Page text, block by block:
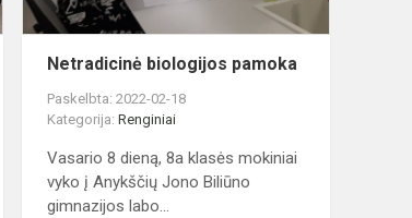
Netradicinė biologijos pamoka
Paskelbta: 2022-02-18
Kategorija:Renginiai
Vasario 8 dieną, 8a klasės mokiniai
vyko į Anykščių Jono Biliūno
gimnazijos labo...